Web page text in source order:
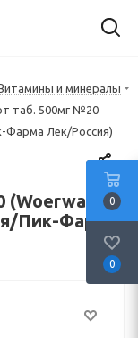
и минералы
таб. 500мг №20
Фарма Лек/Россия)
Пик-Фарма
0
0